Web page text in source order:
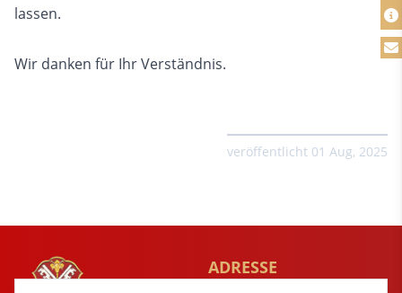
lassen.
Wir danken für Ihr Verständnis.
veröffentlicht 01 Aug, 2025
ADRESSE